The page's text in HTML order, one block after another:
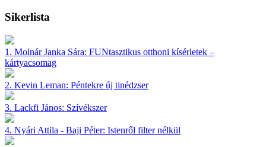
Sikerlista
1. Molnár Janka Sára: FUNtasztikus otthoni kísérletek –
kártyacsomag
2. Kevin Leman: Péntekre új tinédzser
3. Lackfi János: Szívékszer
4. Nyári Attila - Baji Péter: Istenről filter nélkül